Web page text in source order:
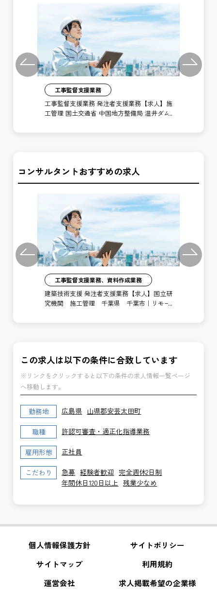
Previous
工事監督支援業務
工事監督支援業務 発注者支援業務【求人】施
工管理 国土交通省 中国地方整備局 温井ダム
Next
コンサルタントおすすめの求人
Previous
工事監督支援業務、資料作成業務
建築技術支援 発注者支援業務【求人】国立研
究機関 施工管理 千葉県 千葉市｜リモー
Next
この求人は以下の条件に合致しています
※リンクをクリックすると以下の条件の求人情報一覧ページ
へ移動します。
勤務地 広島県 山県郡安芸太田町
職種 許認可審査・適正化指導業務
雇用形態 正社員
こだわり 急募 経験者歓迎 完全週休2日制
年間休日120日以上 残業少なめ
個人情報保護方針
サイトポリシー
サイトマップ
利用規約
運営会社
求人掲載希望の企業様